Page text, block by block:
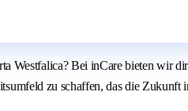
Westfalica? Bei inCare bieten wir
zu schaffen, das die Zukunft